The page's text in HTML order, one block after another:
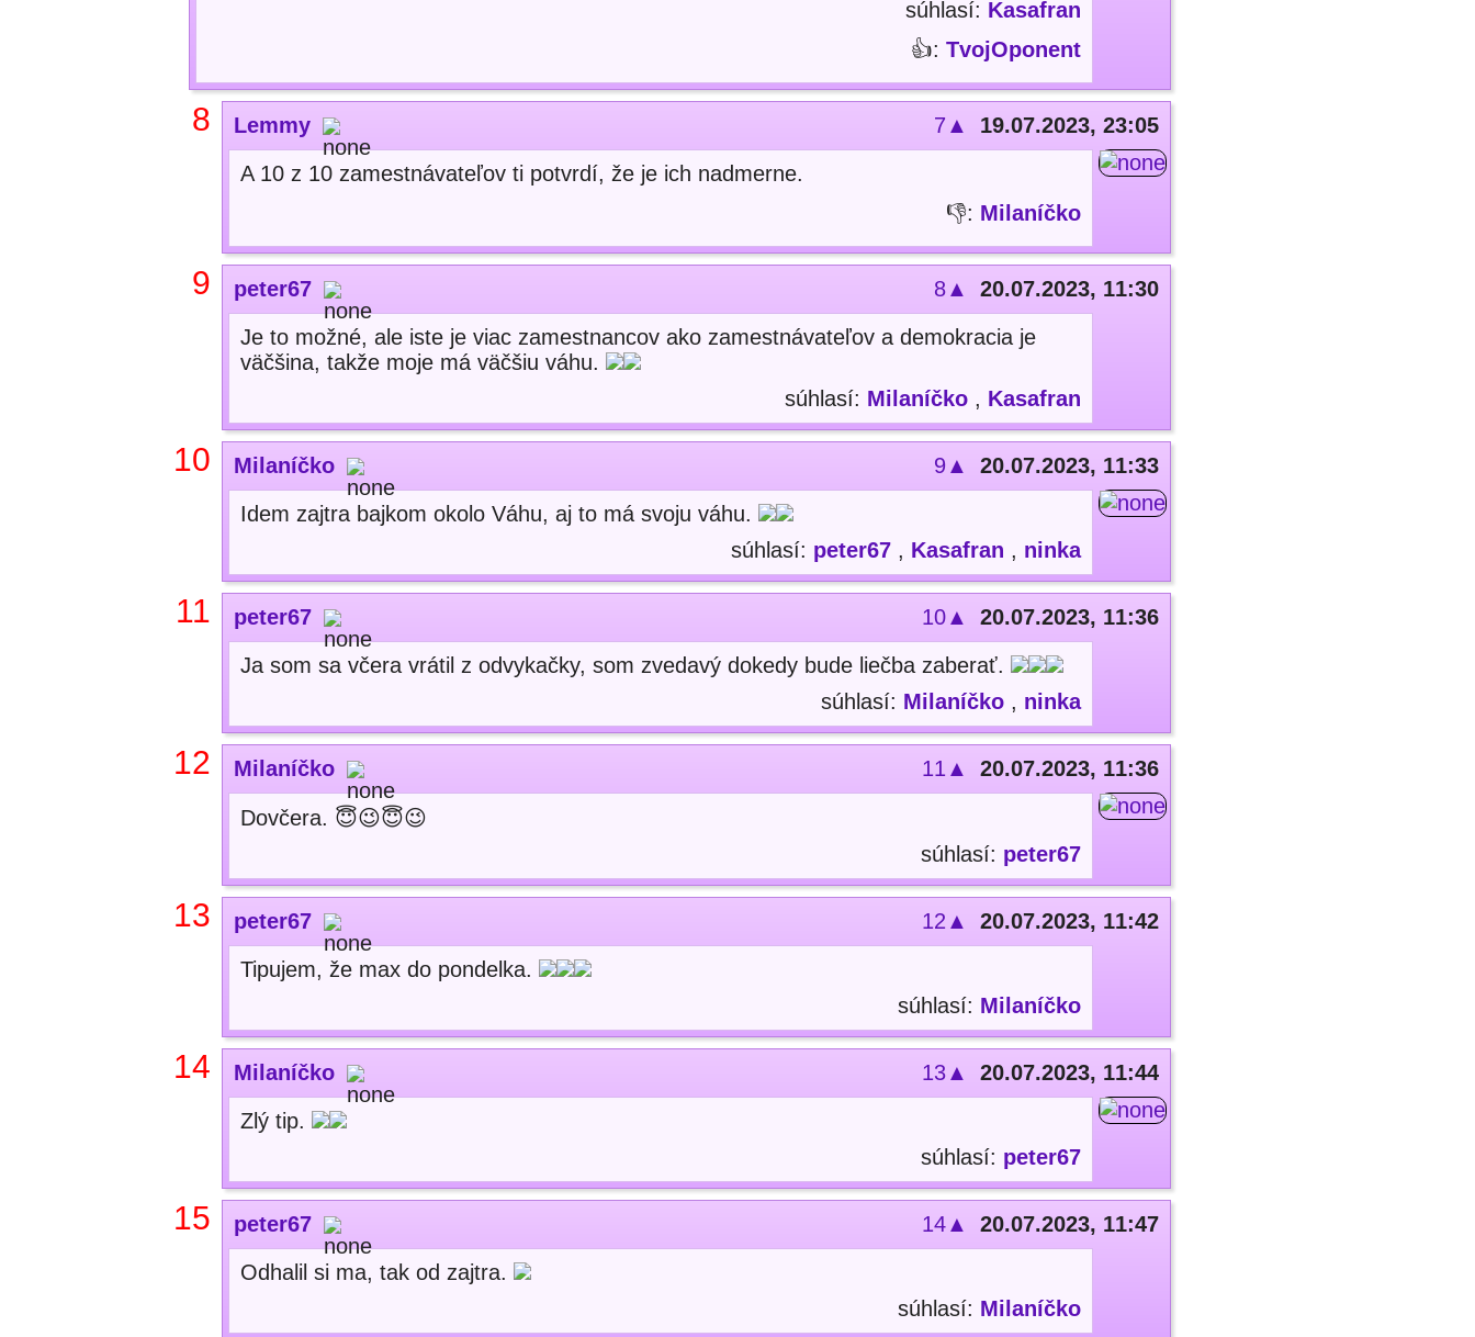
súhlasí: Kasafran
👍: TvojOponent
8 Lemmy 7▲
19.07.2023, 23:05
A 10 z 10 zamestnávateľov ti potvrdí, že je ich nadmerne.
👎: Milaníčko
9 peter67 8▲
20.07.2023, 11:30
Je to možné, ale iste je viac zamestnancov ako zamestnávateľov a demokracia je
väčšina, takže moje má väčšiu váhu.
súhlasí: Milaníčko , Kasafran
10 Milaníčko 9▲
20.07.2023, 11:33
Idem zajtra bajkom okolo Váhu, aj to má svoju váhu.
súhlasí: peter67 , Kasafran , ninka
11 peter67 10▲
20.07.2023, 11:36
Ja som sa včera vrátil z odvykačky, som zvedavý dokedy bude liečba zaberať.
súhlasí: Milaníčko , ninka
12 Milaníčko 11▲ 20.07.2023, 11:36
Dovčera. 😇😉😇😉
súhlasí: peter67
13 peter67 12▲
20.07.2023, 11:42
Tipujem, že max do pondelka.
súhlasí: Milaníčko
14 Milaníčko 13▲
20.07.2023, 11:44
Zlý tip.
súhlasí: peter67
15 peter67 14▲
20.07.2023, 11:47
Odhalil si ma, tak od zajtra.
súhlasí: Milaníčko